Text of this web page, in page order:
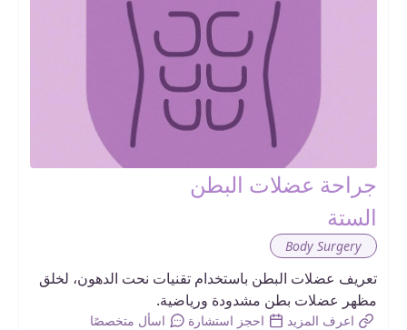
جراحة عضلات البطن
الستة
Body Surgery
تعريف عضلات البطن باستخدام تقنيات نحت الدهون، لخلق
مظهر عضلات بطن مشدودة ورياضية.
اعرف المزيد احجز استشارة اسأل متخصصًا